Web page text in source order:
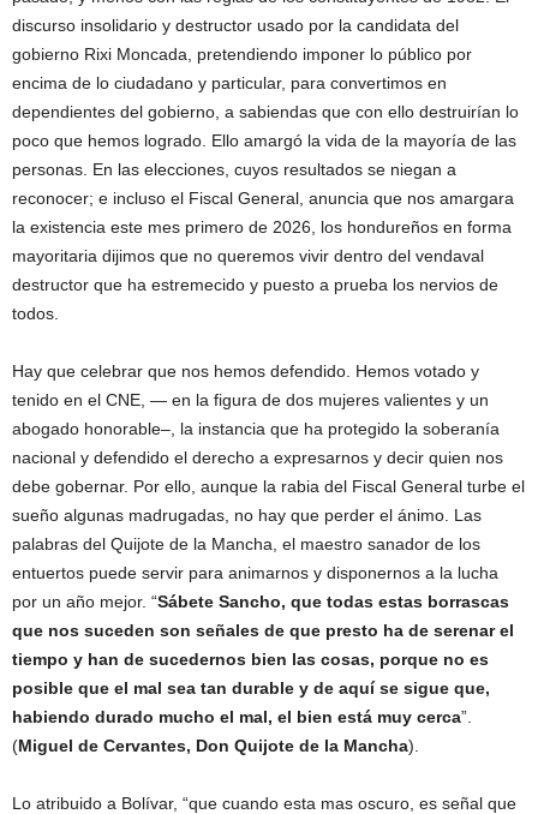
discurso insolidario y destructor usado por la candidata del
gobierno Rixi Moncada, pretendiendo imponer lo público por
encima de lo ciudadano y particular, para convertimos en
dependientes del gobierno, a sabiendas que con ello destruirían lo
poco que hemos logrado. Ello amargó la vida de la mayoría de las
personas. En las elecciones, cuyos resultados se niegan a
reconocer; e incluso el Fiscal General, anuncia que nos amargara
la existencia este mes primero de 2026, los hondureños en forma
mayoritaria dijimos que no queremos vivir dentro del vendaval
destructor que ha estremecido y puesto a prueba los nervios de
todos.
Hay que celebrar que nos hemos defendido. Hemos votado y
tenido en el CNE, — en la figura de dos mujeres valientes y un
abogado honorable–, la instancia que ha protegido la soberanía
nacional y defendido el derecho a expresarnos y decir quien nos
debe gobernar. Por ello, aunque la rabia del Fiscal General turbe el
sueño algunas madrugadas, no hay que perder el ánimo. Las
palabras del Quijote de la Mancha, el maestro sanador de los
entuertos puede servir para animarnos y disponernos a la lucha
por un año mejor. “Sábete Sancho, que todas estas borrascas
que nos suceden son señales de que presto ha de serenar el
tiempo y han de sucedernos bien las cosas, porque no es
posible que el mal sea tan durable y de aquí se sigue que,
habiendo durado mucho el mal, el bien está muy cerca”.
(Miguel de Cervantes, Don Quijote de la Mancha).
Lo atribuido a Bolívar, “que cuando esta mas oscuro, es señal que